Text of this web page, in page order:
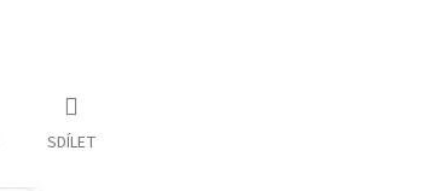
SDÍLET